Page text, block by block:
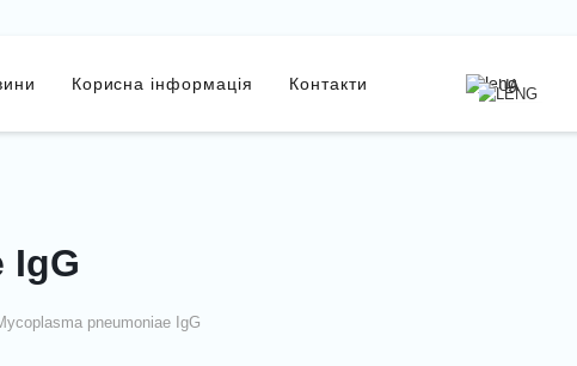
Корисна інформація Контакти UA
IgG
pneumoniaе IgG